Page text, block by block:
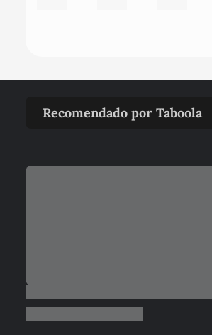
Recomendado por Taboola